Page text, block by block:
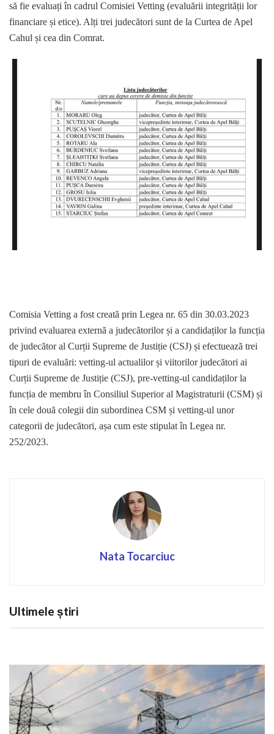
să fie evaluați în cadrul Comisiei Vetting (evaluării integrității lor
financiare și etice). Alți trei judecători sunt de la Curtea de Apel
Cahul și cea din Comrat.
Comisia Vetting a fost creată prin Legea nr. 65 din 30.03.2023
privind evaluarea externă a judecătorilor și a candidaților la funcția
de judecător al Curții Supreme de Justiție (CSJ) și efectuează trei
tipuri de evaluări: vetting-ul actualilor și viitorilor judecători ai
Curții Supreme de Justiție (CSJ), pre-vetting-ul candidaților la
funcția de membru în Consiliul Superior al Magistraturii (CSM) și
în cele două colegii din subordinea CSM și vetting-ul unor
categorii de judecători, așa cum este stipulat în Legea nr.
252/2023.
Nata Tocarciuc
Ultimele știri